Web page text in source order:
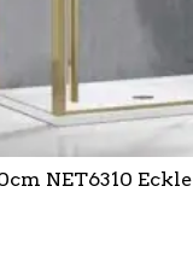
NET6310 Eckle